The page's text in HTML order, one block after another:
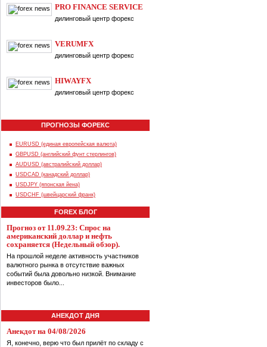
PRO FINANCE SERVICE
дилинговый центр форекс
VERUMFX
дилинговый центр форекс
HIWAYFX
дилинговый центр форекс
ПРОГНОЗЫ ФОРЕКС
EURUSD (единая европейская валюта)
GBPUSD (английский фунт стерлингов)
AUDUSD (австралийский доллар)
USDCAD (канадский доллар)
USDJPY (японская йена)
USDCHF (швейцарский франк)
FOREX БЛОГ
Прогноз от 11.09.23: Спрос на
американский доллар и нефть
сохраняется (Недельный обзор).
На прошлой неделе активность участников
валютного рынка в отсутствие важных
событий была довольно низкой. Внимание
инвесторов было...
АНЕКДОТ ДНЯ
Анекдот на 04/08/2026
Я, конечно, верю что был прилёт по складу с